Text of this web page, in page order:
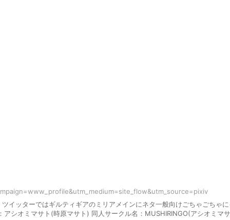
イッターではギルティギアのミリアメインにネタ一般向けごちゃごちゃ
シオミマサト(時原マサト) 同人サークル名：MUSHIRINGO(アシオミマ